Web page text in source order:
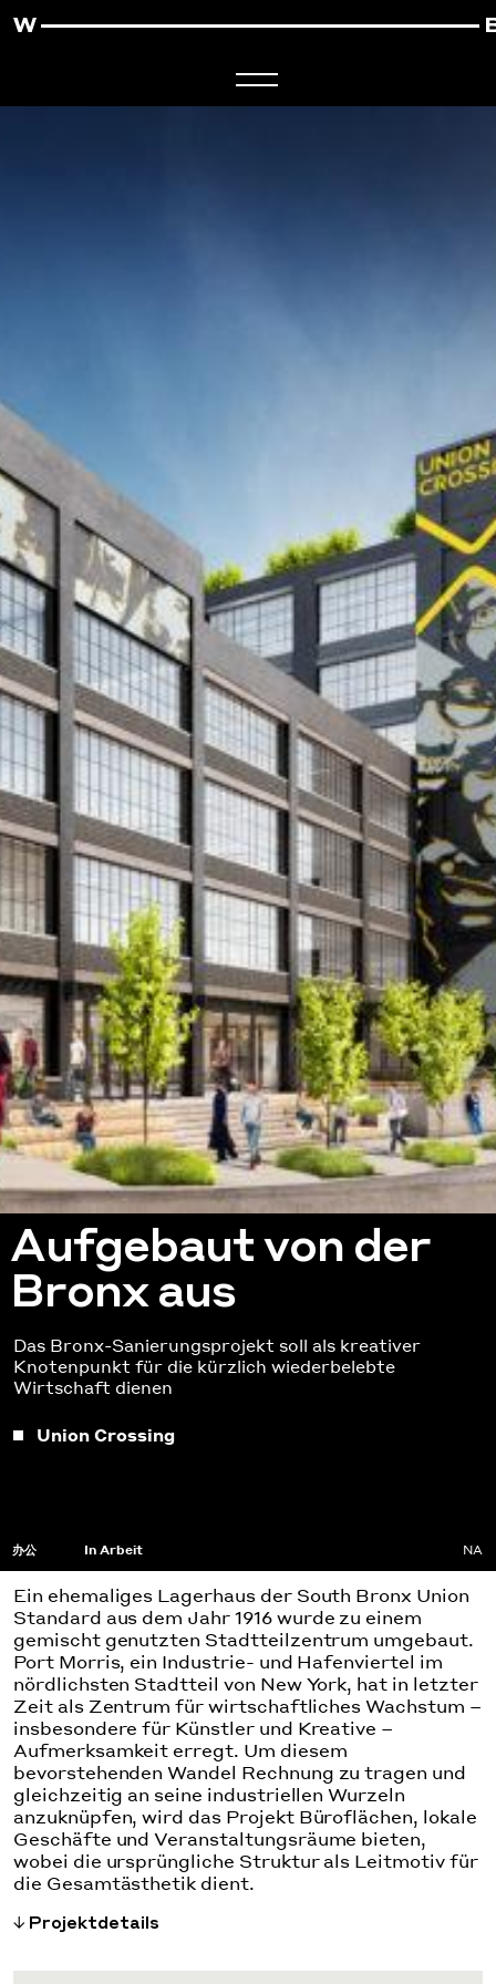
Aufgebaut von der
Bronx aus
Das Bronx-Sanierungsprojekt soll als kreativer
Knotenpunkt für die kürzlich wiederbelebte
Wirtschaft dienen
Union Crossing
办公 In Arbeit NA
Ein ehemaliges Lagerhaus der South Bronx Union
Standard aus dem Jahr 1916 wurde zu einem
gemischt genutzten Stadtteilzentrum umgebaut.
Port Morris, ein Industrie- und Hafenviertel im
nördlichsten Stadtteil von New York, hat in letzter
Zeit als Zentrum für wirtschaftliches Wachstum –
insbesondere für Künstler und Kreative –
Aufmerksamkeit erregt. Um diesem
bevorstehenden Wandel Rechnung zu tragen und
gleichzeitig an seine industriellen Wurzeln
anzuknüpfen, wird das Projekt Büroflächen, lokale
Geschäfte und Veranstaltungsräume bieten,
wobei die ursprüngliche Struktur als Leitmotiv für
die Gesamtästhetik dient.
Projektdetails